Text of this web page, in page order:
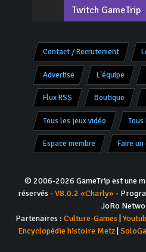
Twitch GameTrip
Contact / Recrutement
Advertise L'équipe
Flux RSS Boutique
Tous les jeux vidéo Tous
Espace membre Faire un
© 2006-2026 GameTrip est une
réservés -V8.0.2 «Charly»-
JoRo
Partenaires : Culture-Games
Encyclopédie histoire Metz|